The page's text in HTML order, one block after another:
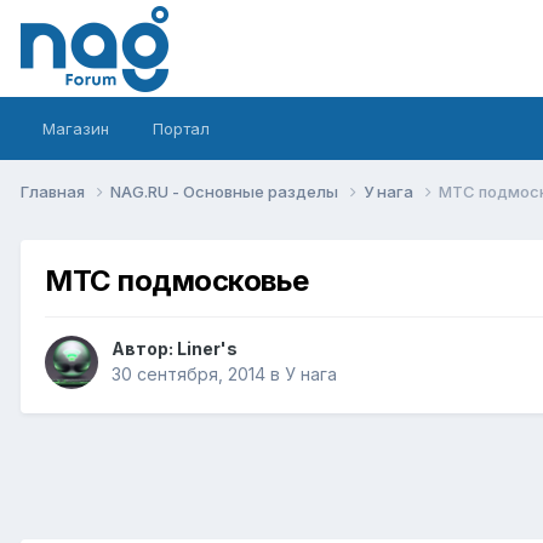
Магазин Портал
Главная NAG.RU - Основные разделы У нага МТС
МТС подмосковье
Автор: Liner's
30 сентября, 2014 в У нага